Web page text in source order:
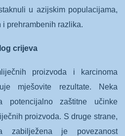
u azijskim populacijama,
prehrambenih razlika.
crijeva
proizvoda i karcinoma
mješovite rezultate. Neka
potencijalno zaštitne učinke
proizvoda. S druge strane,
zabilježena je povezanost